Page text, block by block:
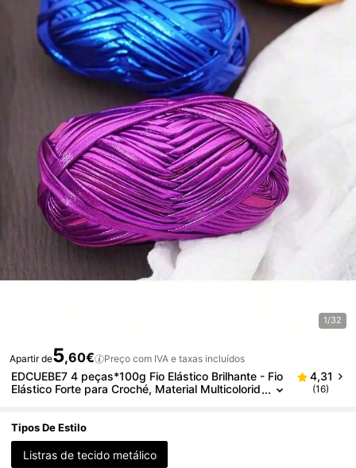
1/32
Apartir de5,60€ Preço com IVA e taxas incluídos
EDCUEBE7 4 peças*100g Fio Elástico Brilhante - Fio
Elástico Forte para Croché, Material Multicolorid
etos DIY, Bolsas, Chapéus, Decoração de Casa, Su
perfície Lisa e Brilhante,
4,31
(16)
Tipos De Estilo
Listras de tecido metálico